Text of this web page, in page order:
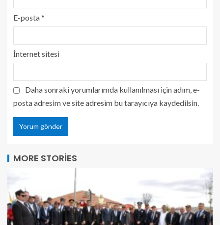
E-posta*
İnternet sitesi
Daha sonraki yorumlarımda kullanılması için adım, e-
posta adresim ve site adresim bu tarayıcıya kaydedilsin.
MORE STORIES